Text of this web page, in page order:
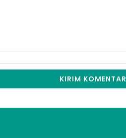
KIRIM KOMENTAR